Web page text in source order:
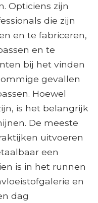
Opticiens zijn
die zijn
en te fabriceren,
en te
bij het vinden
gevallen
Hoewel
is het belangrijk
De meeste
uitvoeren
een
is in het runnen
en
dag